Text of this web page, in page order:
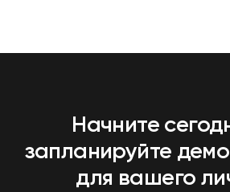
Начните
запланируйте
для вашего